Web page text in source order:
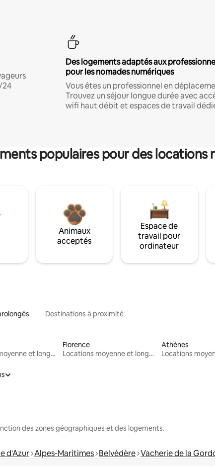
24
Des logements adaptés aux
pour les nomades numériques
Vous êtes un professionnel en
Trouvez un séjour longue durée avec
wifi haut débit et espaces de travail
populaires pour des
Animaux
acceptés
Espace de
travail pour
ordinateur
Destinations à proximité
Locations moyenne et longue durée
Florence
Locations moyenne et longue durée
Athènes
des zones géographiques et des logements.
d'Azur Alpes-Maritimes Belvédère Vacherie de la